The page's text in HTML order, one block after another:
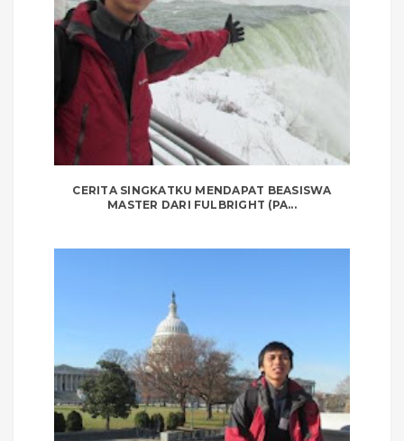
CERITA SINGKATKU MENDAPAT BEASISWA
MASTER DARI FULBRIGHT (PA...